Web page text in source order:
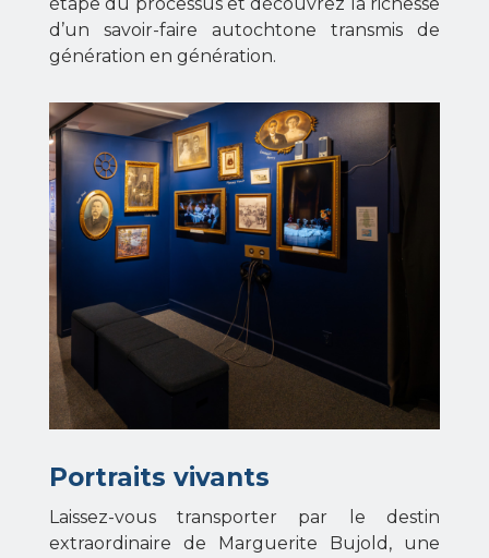
d’un savoir-faire autochtone transmis de
génération en génération.
Portraits vivants
Laissez-vous transporter par le destin
extraordinaire de Marguerite Bujold, une